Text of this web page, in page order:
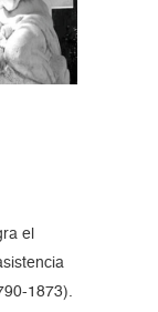
el
1873).